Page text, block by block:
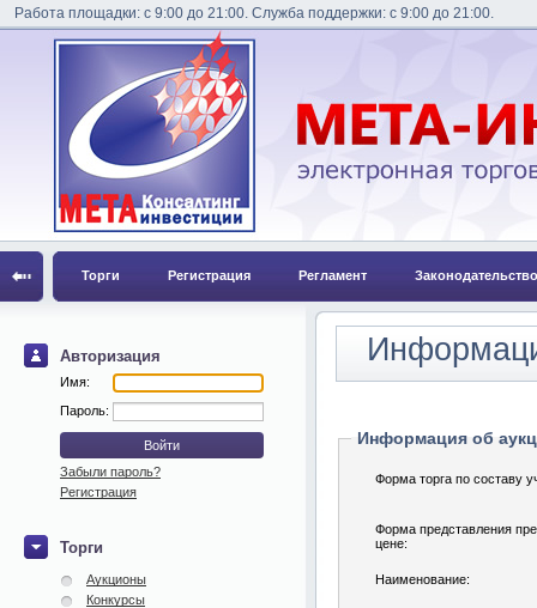
Работа площадки: с 9:00 до 21:00. Служба поддержки: с 9:00 до 21:00.
Торги Регистрация Регламент Законодательство
Авторизация
Имя:
Пароль:
Забыли пароль?
Регистрация
Торги
Аукционы
Конкурсы
Информация об
Форма торга по составу
Форма представления
цене:
Наименование: